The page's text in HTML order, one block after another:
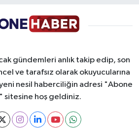
gündemleri anlık takip edip, son
ve tarafsız olarak okuyucularına
nesil haberciliğin adresi "Abone
sitesine hoş geldiniz.